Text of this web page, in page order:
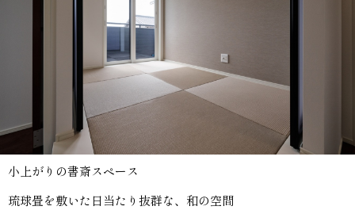
小上がりの書斎スペース
琉球畳を敷いた日当たり抜群な、和の空間